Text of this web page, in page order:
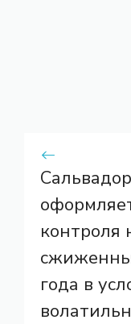
контроля
года в